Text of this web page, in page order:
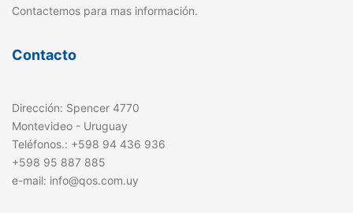
Contactemos para mas información.
Contacto
Dirección: Spencer 4770
Montevideo - Uruguay
Teléfonos.: +598 94 436 936
+598 95 887 885
e-mail: info@qos.com.uy